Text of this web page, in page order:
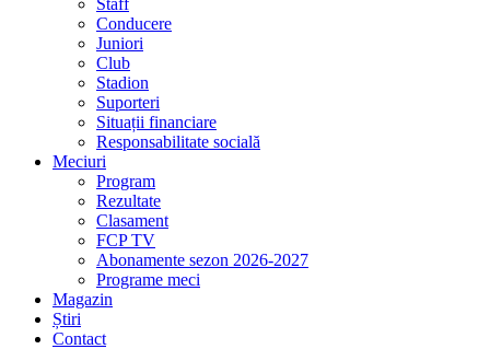
Staff
Conducere
Juniori
Club
Stadion
Suporteri
Situații financiare
Responsabilitate socială
Meciuri
Program
Rezultate
Clasament
FCP TV
Abonamente sezon 2026-2027
Programe meci
Magazin
Știri
Contact